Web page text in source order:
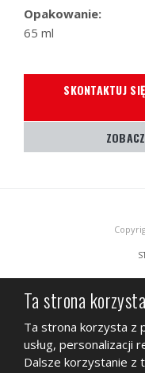
Opakowanie:
65 ml
SKONTAKTUJ
Ta strona jest chroniona
prywatności
MAPA STRONY WARUNKI
Ta strona
Ta strona korzysta z
usług, personalizacji
Dalsze korzystanie z